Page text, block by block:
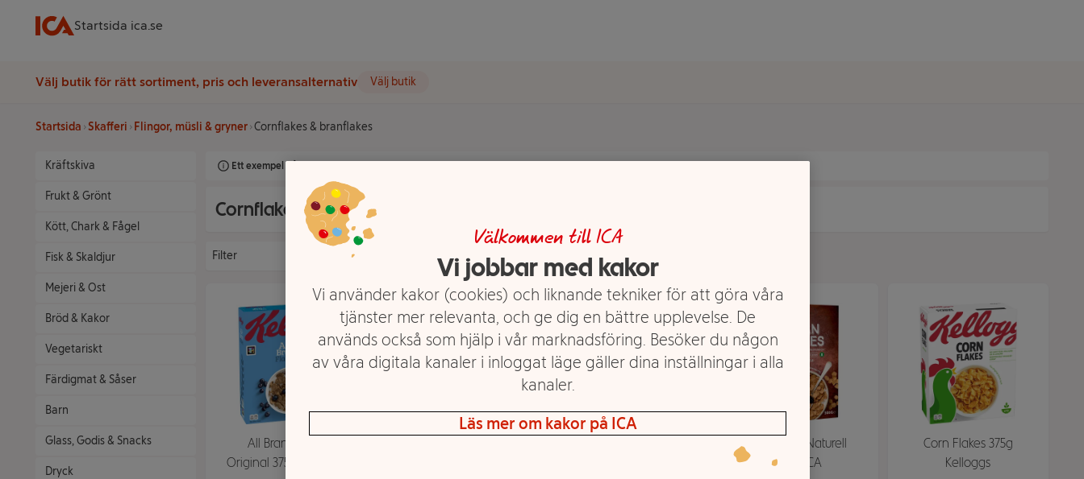
Startsida ica.se
Välj butik för rätt sortiment, pris och leveransalternativ Välj butik
Startsida Skafferi Flingor, müsli & gryner Cornflakes & branflakes
Kräftskiva
Frukt & Grönt
Kött, Chark & Fågel
Fisk & Skaldjur
Mejeri & Ost
Bröd & Kakor
Vegetariskt
Färdigmat & Såser
Barn
Glass, Godis & Snacks
Dryck
Ett exempel på onlinesortiment visas.
Cornflakes & branflakes
Filter
All Bran Flakes
Original 375g Kelloggs
Branflakes Naturell
500g ICA
Corn Flakes 375g
Kelloggs
Välkommen till ICA
Vi jobbar med kakor
Vi använder kakor (cookies) och liknande tekniker för att göra våra
tjänster mer relevanta, och ge dig en bättre upplevelse. De
används också som hjälp i vår marknadsföring. Besöker du någon
av våra digitala kanaler i inloggat läge gäller dina inställningar i alla
kanaler.
Läs mer om kakor på ICA